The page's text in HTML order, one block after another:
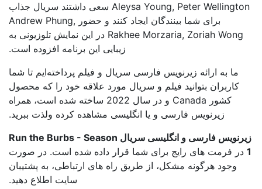
Aleysa Young, Peter Wellington سعی داشتند سریال جذاب
برای شما بینندگان ایجاد کنند و حضور Andrew Phung,
Rakhee Morzaria, Zoriah Wong در این نمایش تلوزیونی به
زیبایی این برنامه افزوده است.
ما به ارائه زیرنویس فارسی سریال و فیلم پرداخته‌ایم تا شما
کاربران بتوانید فیلم و سریال مورد علاقه خود را که محصول
کشور Canada و در سال 2022 ساخته شده است، همراه
زیرنویس فارسی و یا انگلیسی مشاهده کرده ولذت ببرید.
زیرنویس فارسی و انگلیسی سریال Run the Burbs - Season
1 در فرمت های رایج برای شما قرار داده شده است. در صورت
وجود هرگونه مشکل، از طریق راه های ارتباطی، به پشتیبان
سایت اطلاع دهید.